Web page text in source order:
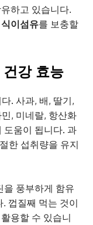
하고 있습니다.
식이섬유를 보충할
강 효능
. 사과, 배, 딸기,
, 미네랄, 항산화
도움이 됩니다. 과
한 섭취량을 유지
을 풍부하게 함유
껍질째 먹는 것이
용할 수 있습니